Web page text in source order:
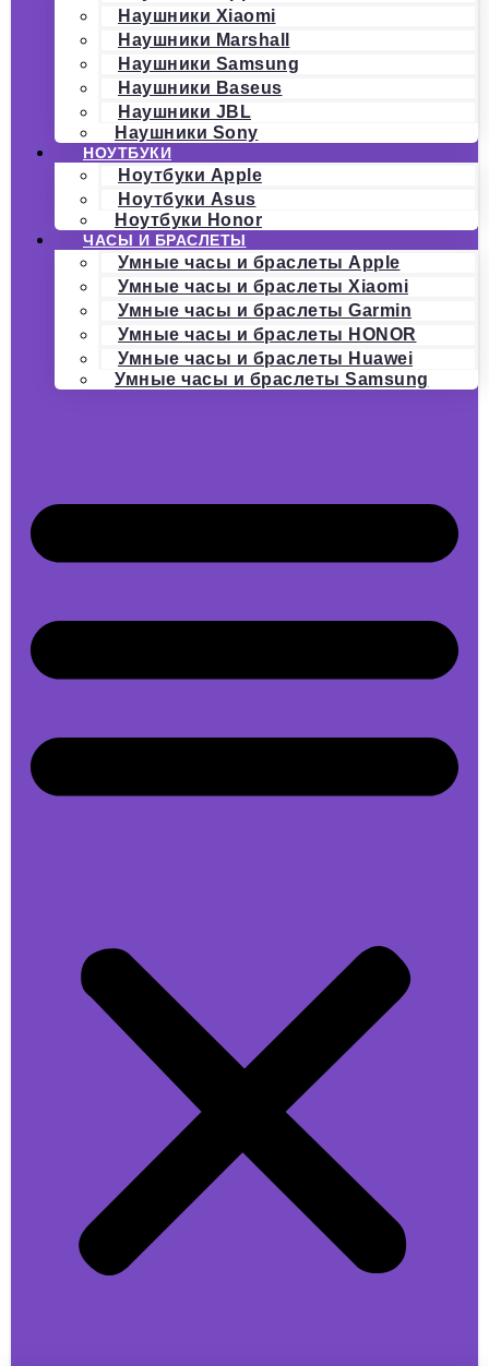
Наушники Xiaomi
Наушники Marshall
Наушники Samsung
Наушники Baseus
Наушники JBL
Наушники Sony
НОУТБУКИ
Ноутбуки Apple
Ноутбуки Asus
Ноутбуки Honor
ЧАСЫ И БРАСЛЕТЫ
Умные часы и браслеты Apple
Умные часы и браслеты Xiaomi
Умные часы и браслеты Garmin
Умные часы и браслеты HONOR
Умные часы и браслеты Huawei
Умные часы и браслеты Samsung